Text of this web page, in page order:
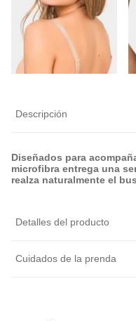
Descripción
Diseñados para
microfibra entrega una
realza naturalmente el
Detalles del producto
Cuidados de la prenda